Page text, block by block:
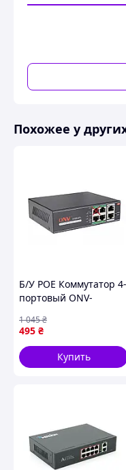
Похожее у
Б/У POE Коммутатор 4-
портовый ONV-
495 ₴
1 045₴
Купить